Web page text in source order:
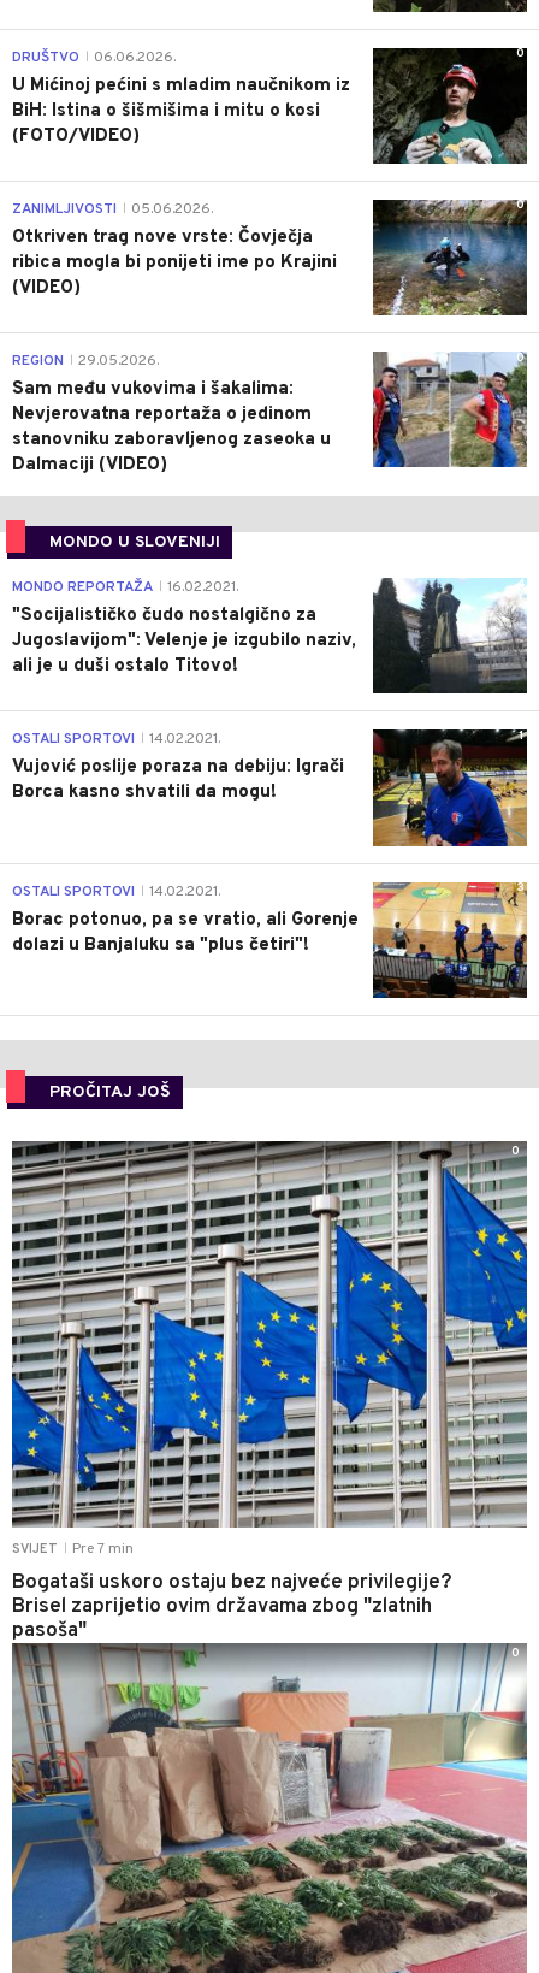
0
DRUŠTVO 06.06.2026.
U Mićinoj pećini s mladim naučnikom iz
BiH: Istina o šišmišima i mitu o kosi
(FOTO/VIDEO)
0
ZANIMLJIVOSTI 05.06.2026.
Otkriven trag nove vrste: Čovječja
ribica mogla bi ponijeti ime po Krajini
(VIDEO)
0
REGION 29.05.2026.
Sam među vukovima i šakalima:
Nevjerovatna reportaža o jedinom
stanovniku zaboravljenog zaseoka u
Dalmaciji (VIDEO)
MONDO U SLOVENIJI
4
MONDO REPORTAŽA 16.02.2021.
"Socijalističko čudo nostalgično za
Jugoslavijom": Velenje je izgubilo naziv,
ali je u duši ostalo Titovo!
1
OSTALI SPORTOVI 14.02.2021.
Vujović poslije poraza na debiju: Igrači
Borca kasno shvatili da mogu!
3
OSTALI SPORTOVI 14.02.2021.
Borac potonuo, pa se vratio, ali Gorenje
dolazi u Banjaluku sa "plus četiri"!
PROČITAJ JOŠ
SVIJET Pre 7 min
Bogataši uskoro ostaju bez najveće privilegije?
Brisel zaprijetio ovim državama zbog "zlatnih
pasoša"
0
0